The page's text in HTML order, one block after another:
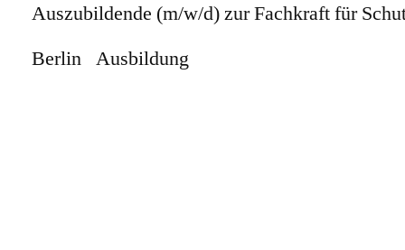
Auszubildende (m/w/d) zur Fachkraft für
Berlin Ausbildung